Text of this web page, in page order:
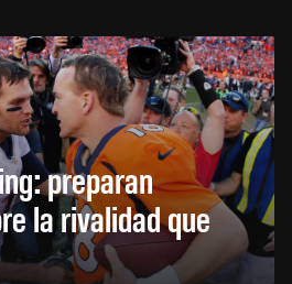
preparan
la rivalidad que